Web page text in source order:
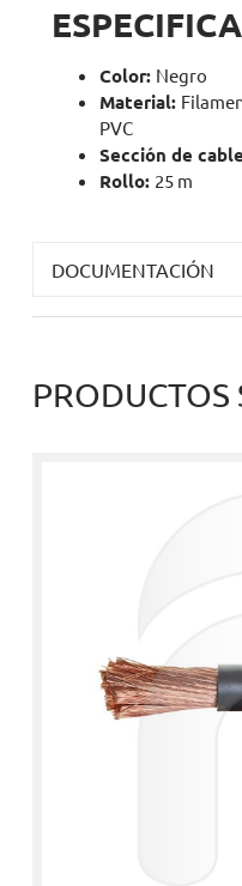
Color: Negro
Material:
PVC
Sección de
Rollo: 25 m
DOCUMENTACIÓN
PRODUCTOS